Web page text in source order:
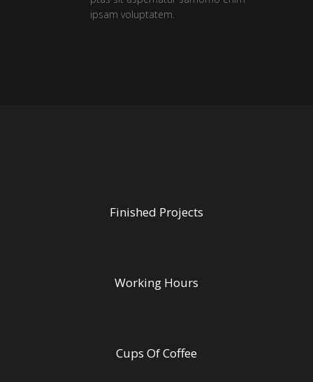
ipsam voluptatem.
Finished Projects
Working Hours
Cups Of Coffee